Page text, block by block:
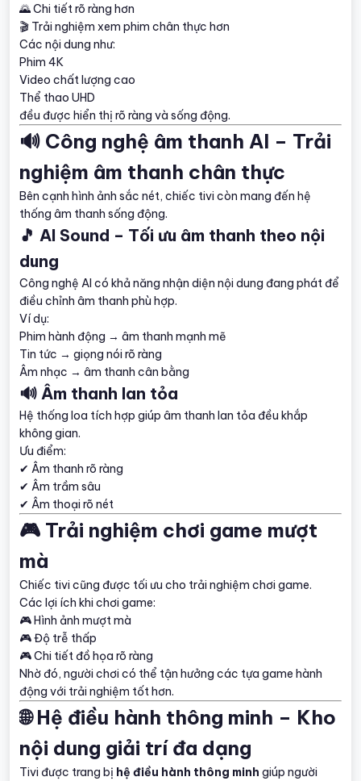
🌄 Chi tiết rõ ràng hơn
🎬 Trải nghiệm xem phim chân thực hơn
Các nội dung như:
Phim 4K
Video chất lượng cao
Thể thao UHD
đều được hiển thị rõ ràng và sống động.
🔊 Công nghệ âm thanh AI – Trải
nghiệm âm thanh chân thực
Bên cạnh hình ảnh sắc nét, chiếc tivi còn mang đến hệ
thống âm thanh sống động.
🎵 AI Sound – Tối ưu âm thanh theo nội
dung
Công nghệ AI có khả năng nhận diện nội dung đang phát để
điều chỉnh âm thanh phù hợp.
Ví dụ:
Phim hành động → âm thanh mạnh mẽ
Tin tức → giọng nói rõ ràng
Âm nhạc → âm thanh cân bằng
🔊 Âm thanh lan tỏa
Hệ thống loa tích hợp giúp âm thanh lan tỏa đều khắp
không gian.
Ưu điểm:
✔ Âm thanh rõ ràng
✔ Âm trầm sâu
✔ Âm thoại rõ nét
🎮 Trải nghiệm chơi game mượt
mà
Chiếc tivi cũng được tối ưu cho trải nghiệm chơi game.
Các lợi ích khi chơi game:
🎮 Hình ảnh mượt mà
🎮 Độ trễ thấp
🎮 Chi tiết đồ họa rõ ràng
Nhờ đó, người chơi có thể tận hưởng các tựa game hành
động với trải nghiệm tốt hơn.
🌐 Hệ điều hành thông minh – Kho
nội dung giải trí đa dạng
Tivi được trang bị hệ điều hành thông minh giúp người